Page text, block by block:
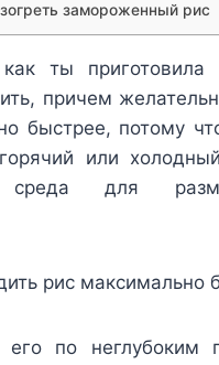
замороженный рис
ты приготовила
причем
быстрее, потому
или
среда для
рис максимально
его по неглубоким